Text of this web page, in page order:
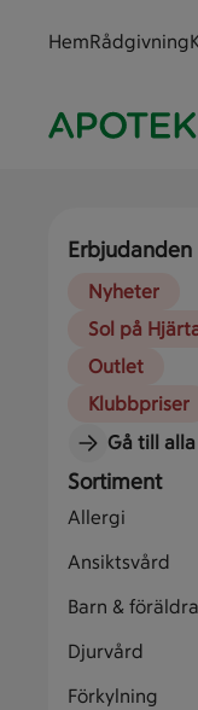
HemRådgivning
Erbjudanden
Nyheter
Sol på
Outlet
Klubbpriser
Gå till
Sortiment
Allergi
Ansiktsvård
Barn &
Djurvård
Förkylning